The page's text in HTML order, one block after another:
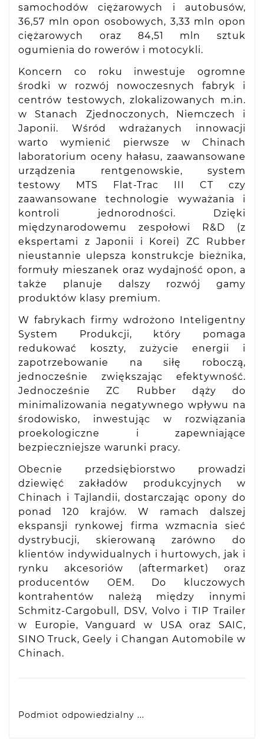
samochodów ciężarowych i autobusów,
36,57 mln opon osobowych, 3,33 mln opon
ciężarowych oraz 84,51 mln sztuk
ogumienia do rowerów i motocykli.
Koncern co roku inwestuje ogromne
środki w rozwój nowoczesnych fabryk i
centrów testowych, zlokalizowanych m.in.
w Stanach Zjednoczonych, Niemczech i
Japonii. Wśród wdrażanych innowacji
warto wymienić pierwsze w Chinach
laboratorium oceny hałasu, zaawansowane
urządzenia rentgenowskie, system
testowy MTS Flat-Trac III CT czy
zaawansowane technologie wyważania i
kontroli jednorodności. Dzięki
międzynarodowemu zespołowi R&D (z
ekspertami z Japonii i Korei) ZC Rubber
nieustannie ulepsza konstrukcje bieżnika,
formuły mieszanek oraz wydajność opon, a
także planuje dalszy rozwój gamy
produktów klasy premium.
W fabrykach firmy wdrożono Inteligentny
System Produkcji, który pomaga
redukować koszty, zużycie energii i
zapotrzebowanie na siłę roboczą,
jednocześnie zwiększając efektywność.
Jednocześnie ZC Rubber dąży do
minimalizowania negatywnego wpływu na
środowisko, inwestując w rozwiązania
proekologiczne i zapewniające
bezpieczniejsze warunki pracy.
Obecnie przedsiębiorstwo prowadzi
dziewięć zakładów produkcyjnych w
Chinach i Tajlandii, dostarczając opony do
ponad 120 krajów. W ramach dalszej
ekspansji rynkowej firma wzmacnia sieć
dystrybucji, skierowaną zarówno do
klientów indywidualnych i hurtowych, jak i
rynku akcesoriów (aftermarket) oraz
producentów OEM. Do kluczowych
kontrahentów należą między innymi
Schmitz-Cargobull, DSV, Volvo i TIP Trailer
w Europie, Vanguard w USA oraz SAIC,
SINO Truck, Geely i Changan Automobile w
Chinach.
Podmiot odpowiedzialny ...